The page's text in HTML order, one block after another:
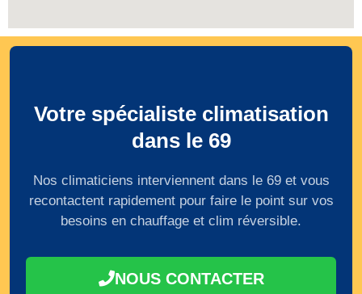
Votre spécialiste climatisation
dans le 69
Nos climaticiens interviennent dans le 69 et vous
recontactent rapidement pour faire le point sur vos
besoins en chauffage et clim réversible.
NOUS CONTACTER